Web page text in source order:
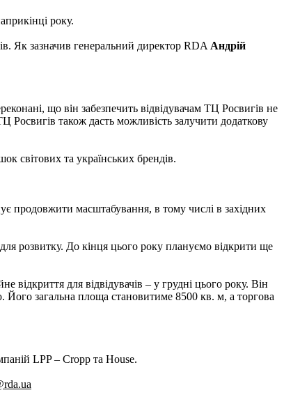
року.
Як зазначив генеральний директор RDA Андрій
що він забезпечить відвідувачам ТЦ Росвигів не
також дасть можливість залучити додаткову
світових та українських брендів.
продовжити масштабування, в тому числі в західних
розвитку. До кінця цього року плануємо відкрити ще
відкриття для відвідувачів – у грудні цього року. Він
Його загальна площа становитиме 8500 кв. м, а торгова
LPP – Сropp та House.